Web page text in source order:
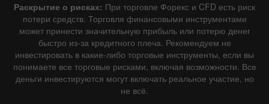
Раскрытие о рисках: При торговле Форекс и CFD есть риск
потери средств. Торговля финансовыми инструментами
может принести значительную прибыль или потерю денег
быстро из-за кредитного плеча. Рекомендуем не
инвестировать в какие-либо торговые инструменты, если вы
понимаете все торговые рисками, включая возможности. Все
деньги инвестируются могут включать реальное участие, но
не всё.